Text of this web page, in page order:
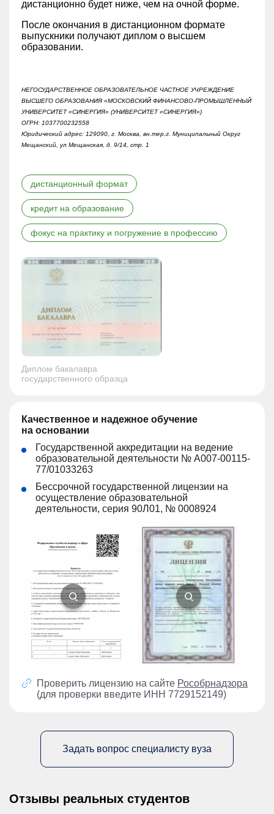
дистанционный формат
кредит на образование
фокус на практику и погружение в профессию
дистанционно будет ниже, чем на очной форме.
После окончания в дистанционном формате
выпускники получают диплом о высшем
образовании.
НЕГОСУДАРСТВЕННОЕ ОБРАЗОВАТЕЛЬНОЕ ЧАСТНОЕ УЧРЕЖДЕНИЕ
ВЫСШЕГО ОБРАЗОВАНИЯ «МОСКОВСКИЙ ФИНАНСОВО-ПРОМЫШЛЕННЫЙ
УНИВЕРСИТЕТ «СИНЕРГИЯ» (УНИВЕРСИТЕТ «СИНЕРГИЯ»)
ОГРН: 1037700232558
Юридический адрес: 129090, г. Москва, вн.тер.г. Муниципальный Округ
Мещанский, ул Мещанская, д. 9/14, стр. 1
Диплом бакалавра
государственного образца
Качественное и надежное обучение
на основании
Государственной аккредитации на ведение
образовательной деятельности № А007-00115-
77/01033263
Бессрочной государственной лицензии на
осуществление образовательной
деятельности, серия 90Л01, № 0008924
Проверить лицензию на сайте Рособрнадзора
(для проверки введите ИНН 7729152149)
Задать вопрос специалисту вуза
Отзывы реальных студентов